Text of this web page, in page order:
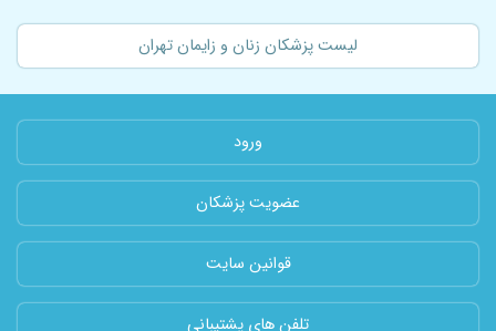
لیست پزشکان زنان و زایمان تهران
ورود
عضویت پزشکان
قوانین سایت
تلفن های پشتیبانی